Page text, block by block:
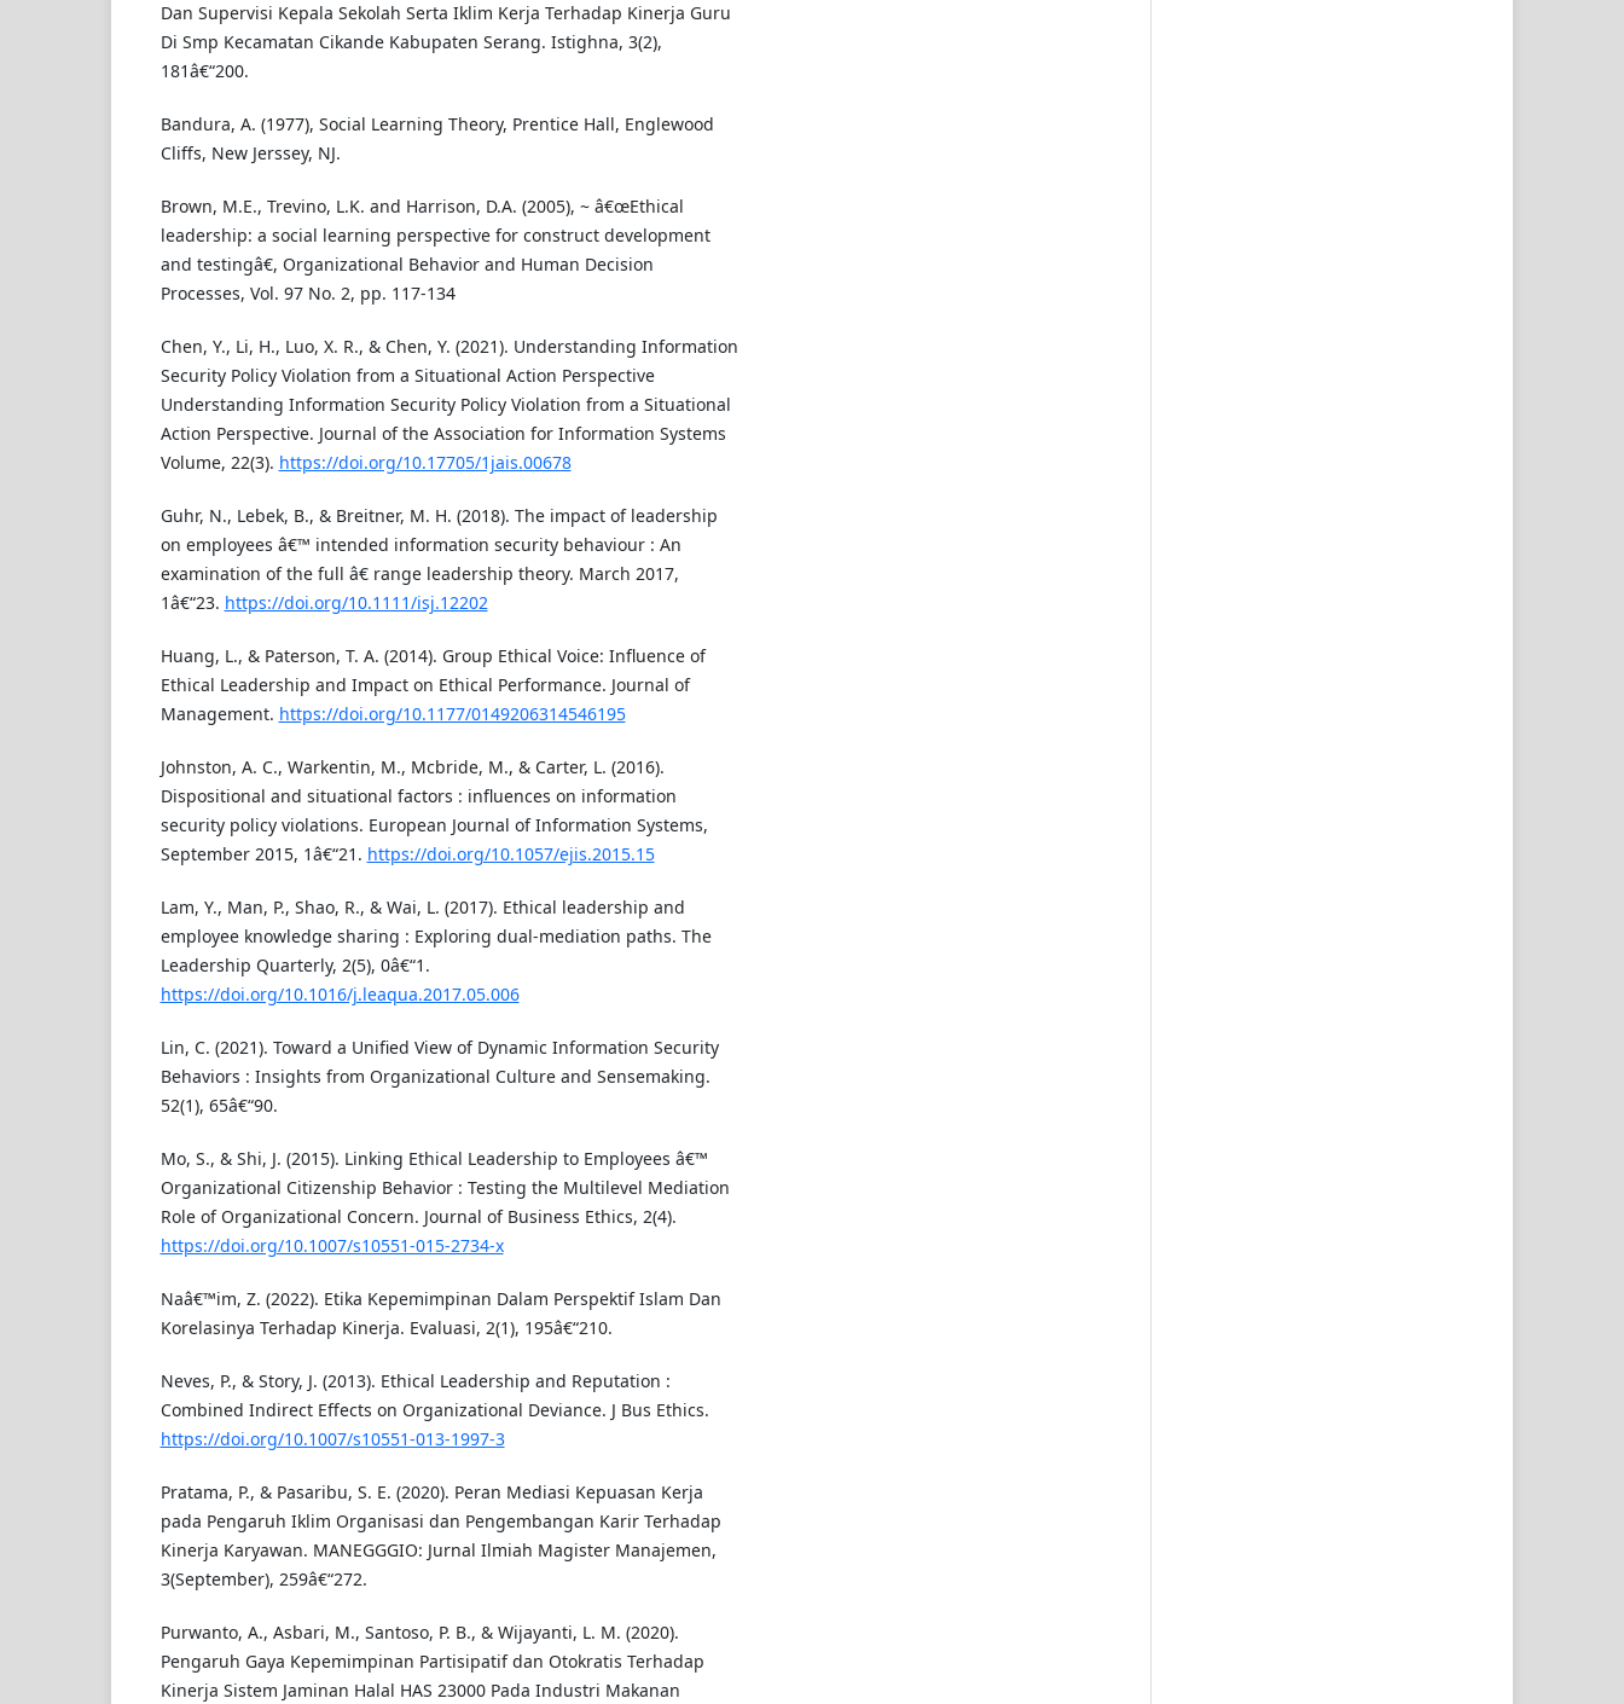
Dan Supervisi Kepala Sekolah Serta Iklim Kerja Terhadap Kinerja Guru
Di Smp Kecamatan Cikande Kabupaten Serang. Istighna, 3(2),
181â€“200.
Bandura, A. (1977), Social Learning Theory, Prentice Hall, Englewood
Cliffs, New Jerssey, NJ.
Brown, M.E., Trevino, L.K. and Harrison, D.A. (2005), ~ â€œEthical
leadership: a social learning perspective for construct development
and testingâ€, Organizational Behavior and Human Decision
Processes, Vol. 97 No. 2, pp. 117-134
Chen, Y., Li, H., Luo, X. R., & Chen, Y. (2021). Understanding Information
Security Policy Violation from a Situational Action Perspective
Understanding Information Security Policy Violation from a Situational
Action Perspective. Journal of the Association for Information Systems
Volume, 22(3). https://doi.org/10.17705/1jais.00678
Guhr, N., Lebek, B., & Breitner, M. H. (2018). The impact of leadership
on employees â€™ intended information security behaviour : An
examination of the full â€ range leadership theory. March 2017,
1â€“23. https://doi.org/10.1111/isj.12202
Huang, L., & Paterson, T. A. (2014). Group Ethical Voice: Influence of
Ethical Leadership and Impact on Ethical Performance. Journal of
Management. https://doi.org/10.1177/0149206314546195
Johnston, A. C., Warkentin, M., Mcbride, M., & Carter, L. (2016).
Dispositional and situational factors : influences on information
security policy violations. European Journal of Information Systems,
September 2015, 1â€“21. https://doi.org/10.1057/ejis.2015.15
Lam, Y., Man, P., Shao, R., & Wai, L. (2017). Ethical leadership and
employee knowledge sharing : Exploring dual-mediation paths. The
Leadership Quarterly, 2(5), 0â€“1.
https://doi.org/10.1016/j.leaqua.2017.05.006
Lin, C. (2021). Toward a Unified View of Dynamic Information Security
Behaviors : Insights from Organizational Culture and Sensemaking.
52(1), 65â€“90.
Mo, S., & Shi, J. (2015). Linking Ethical Leadership to Employees â€™
Organizational Citizenship Behavior : Testing the Multilevel Mediation
Role of Organizational Concern. Journal of Business Ethics, 2(4).
https://doi.org/10.1007/s10551-015-2734-x
Naâ€™im, Z. (2022). Etika Kepemimpinan Dalam Perspektif Islam Dan
Korelasinya Terhadap Kinerja. Evaluasi, 2(1), 195â€“210.
Neves, P., & Story, J. (2013). Ethical Leadership and Reputation :
Combined Indirect Effects on Organizational Deviance. J Bus Ethics.
https://doi.org/10.1007/s10551-013-1997-3
Pratama, P., & Pasaribu, S. E. (2020). Peran Mediasi Kepuasan Kerja
pada Pengaruh Iklim Organisasi dan Pengembangan Karir Terhadap
Kinerja Karyawan. MANEGGGIO: Jurnal Ilmiah Magister Manajemen,
3(September), 259â€“272.
Purwanto, A., Asbari, M., Santoso, P. B., & Wijayanti, L. M. (2020).
Pengaruh Gaya Kepemimpinan Partisipatif dan Otokratis Terhadap
Kinerja Sistem Jaminan Halal HAS 23000 Pada Industri Makanan